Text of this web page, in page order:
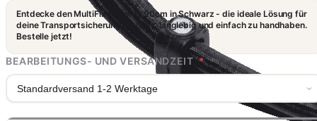
Entdecke den MultiFix Spanner 90cm in Schwarz - die ideale Lösung für
deine Transportsicherung. Robust, langlebig und einfach zu handhaben.
Bestelle jetzt!
BEARBEITUNGS- UND VERSANDZEIT *
Standardversand 1-2 Werktage